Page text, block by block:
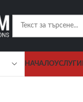
НАЧАЛОУСЛУГИ